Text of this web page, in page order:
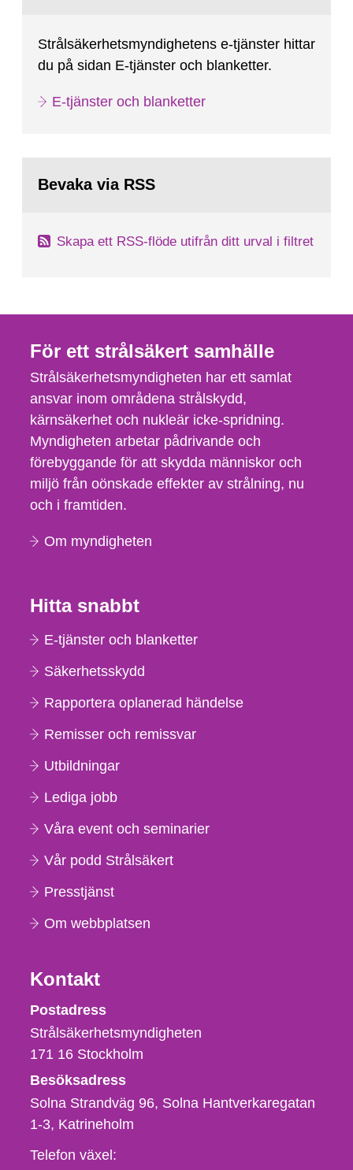
Strålsäkerhetsmyndighetens e-tjänster hittar
du på sidan E-tjänster och blanketter.
E-tjänster och blanketter
Bevaka via RSS
Skapa ett RSS-flöde utifrån ditt urval i filtret
För ett strålsäkert samhälle
Strålsäkerhetsmyndigheten har ett samlat
ansvar inom områdena strålskydd,
kärnsäkerhet och nukleär icke-spridning.
Myndigheten arbetar pådrivande och
förebyggande för att skydda människor och
miljö från oönskade effekter av strålning, nu
och i framtiden.
Om myndigheten
Hitta snabbt
E-tjänster och blanketter
Säkerhetsskydd
Rapportera oplanerad händelse
Remisser och remissvar
Utbildningar
Lediga jobb
Våra event och seminarier
Vår podd Strålsäkert
Presstjänst
Om webbplatsen
Kontakt
Strålsäkerhetsmyndigheten
Postadress
Strålsäkerhetsmyndigheten
171 16 Stockholm
Besöksadress
Solna Strandväg 96, Solna Hantverkaregatan
1-3 Katrineholm
Telefon,
Telefon växel: